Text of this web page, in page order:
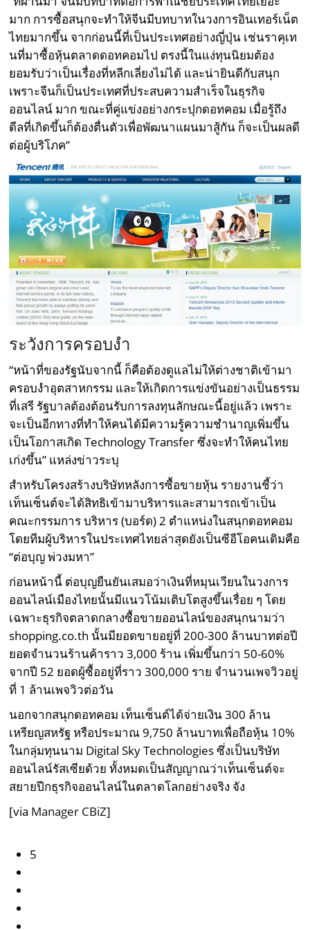
มาก การซื้อสนุกจะทำให้จีนมีบทบาทในวงการอินเทอร์เน็ต
ไทยมากขึ้น จากก่อนนี้ที่เป็นประเทศอย่างญี่ปุ่น เช่นราคุเท
นที่มาซื้อหุ้นตลาดดอทคอมไป ตรงนี้ในแง่ทุนนิยมต้อง
ยอมรับว่าเป็นเรื่องที่หลีกเลี่ยงไม่ได้ และน่ายินดีกับสนุก
เพราะจีนก็เป็นประเทศที่ประสบความสำเร็จในธุรกิจ
ออนไลน์ มาก ขณะที่คู่แข่งอย่างกระปุกดอทคอม เมื่อรู้ถึง
ดีลที่เกิดขึ้นก็ต้องตื่นตัวเพื่อพัฒนาแผนมาสู้กัน ก็จะเป็นผลดี
ต่อผู้บริโภค”
ระวังการครอบงำ
“หน้าที่ของรัฐนับจากนี้ ก็คือต้องดูแลไม่ให้ต่างชาติเข้ามา
ครอบงำอุตสาหกรรม และให้เกิดการแข่งขันอย่างเป็นธรรม
ที่เสรี รัฐบาลต้องต้อนรับการลงทุนลักษณะนี้อยู่แล้ว เพราะ
จะเป็นอีกทางที่ทำให้คนได้มีความรู้ความชำนาญเพิ่มขึ้น
เป็นโอกาสเกิด Technology Transfer ซึ่งจะทำให้คนไทย
เก่งขึ้น” แหล่งข่าวระบุ
สำหรับโครงสร้างบริษัทหลังการซื้อขายหุ้น รายงานชี้ว่า
เท็นเซ็นต์จะได้สิทธิเข้ามาบริหารและสามารถเข้าเป็น
คณะกรรมการ บริหาร (บอร์ด) 2 ตำแหน่งในสนุกดอทคอม
โดยทีมผู้บริหารในประเทศไทยล่าสุดยังเป็นซีอีโอคนเดิมคือ
“ต่อบุญ พ่วงมหา”
ก่อนหน้านี้ ต่อบุญยืนยันเสมอว่าเงินที่หมุนเวียนในวงการ
ออนไลน์เมืองไทยนั้นมีแนวโน้มเติบโตสูงขึ้นเรื่อย ๆ โดย
เฉพาะธุรกิจตลาดกลางซื้อขายออนไลน์ของสนุกนามว่า
shopping.co.th นั้นมียอดขายอยู่ที่ 200-300 ล้านบาทต่อปี
ยอดจำนวนร้านค้าราว 3,000 ร้าน เพิ่มขึ้นกว่า 50-60%
จากปี 52 ยอดผู้ซื้ออยู่ที่ราว 300,000 ราย จำนวนเพจวิวอยู่
ที่ 1 ล้านเพจวิวต่อวัน
นอกจากสนุกดอทคอม เท็นเซ็นต์ได้จ่ายเงิน 300 ล้าน
เหรียญสหรัฐ หรือประมาณ 9,750 ล้านบาทเพื่อถือหุ้น 10%
ในกลุ่มทุนนาม Digital Sky Technologies ซึ่งเป็นบริษัท
ออนไลน์รัสเซียด้วย ทั้งหมดเป็นสัญญาณว่าเท็นเซ็นต์จะ
สยายปีกธุรกิจออนไลน์ในตลาดโลกอย่างจริง จัง
[via Manager CBiZ]
5